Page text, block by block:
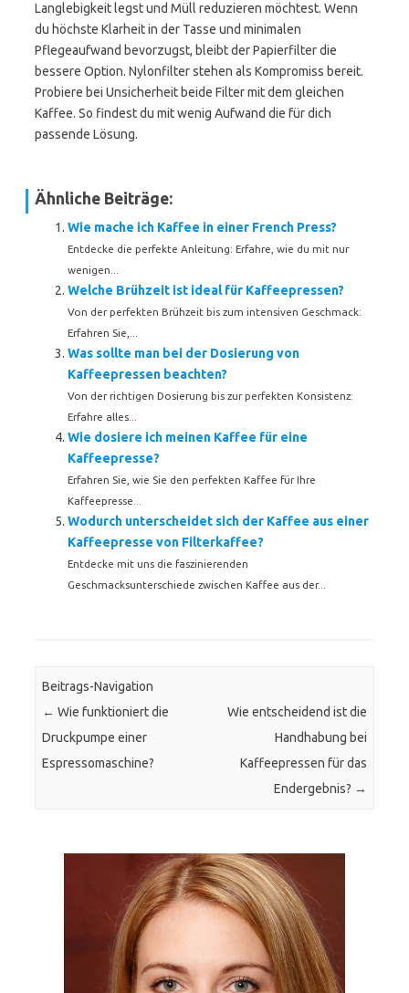
Langlebigkeit legst und Müll reduzieren möchtest. Wenn
du höchste Klarheit in der Tasse und minimalen
Pflegeaufwand bevorzugst, bleibt der Papierfilter die
bessere Option. Nylonfilter stehen als Kompromiss bereit.
Probiere bei Unsicherheit beide Filter mit dem gleichen
Kaffee. So findest du mit wenig Aufwand die für dich
passende Lösung.
Ähnliche Beiträge:
Wie mache ich Kaffee in einer French Press?
Entdecke die perfekte Anleitung: Erfahre, wie du mit nur
wenigen...
Welche Brühzeit ist ideal für Kaffeepressen?
Von der perfekten Brühzeit bis zum intensiven Geschmack:
Erfahren Sie,...
Was sollte man bei der Dosierung von
Kaffeepressen beachten?
Von der richtigen Dosierung bis zur perfekten Konsistenz:
Erfahre alles...
Wie dosiere ich meinen Kaffee für eine
Kaffeepresse?
Erfahren Sie, wie Sie den perfekten Kaffee für Ihre
Kaffeepresse...
Wodurch unterscheidet sich der Kaffee aus einer
Kaffeepresse von Filterkaffee?
Entdecke mit uns die faszinierenden
Geschmacksunterschiede zwischen Kaffee aus der...
Beitrags-Navigation
← Wie funktioniert die
Druckpumpe einer
Espressomaschine?
Wie entscheidend ist die
Handhabung bei
Kaffeepressen für das
Endergebnis? →